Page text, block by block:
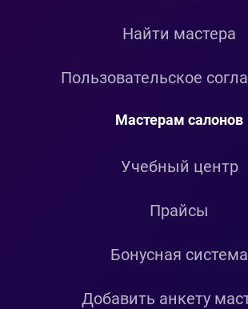
Найти мастера
Пользовательское
Мастерам салонов
Учебный центр
Прайсы
Бонусная система
Добавить анкету